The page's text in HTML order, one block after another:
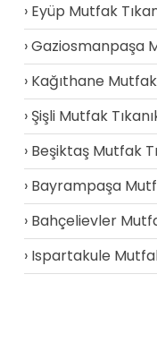
Eyüp Mutfak
Gaziosmanpaşa
Kağıthane Mutfak
Şişli Mutfak
Beşiktaş Mutfak
Bayrampaşa
Bahçelievler
Ispartakule